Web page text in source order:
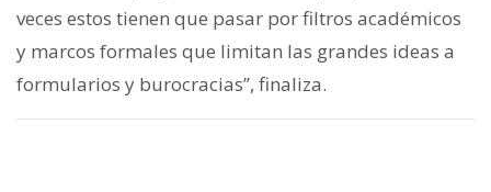
veces estos tienen que pasar por filtros académicos
y marcos formales que limitan las grandes ideas a
formularios y burocracias”, finaliza.